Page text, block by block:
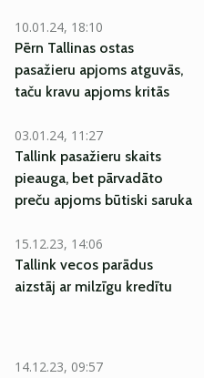
10.01.24, 18:10
Pērn Tallinas ostas
pasažieru apjoms atguvās,
taču kravu apjoms kritās
03.01.24, 11:27
Tallink pasažieru skaits
pieauga, bet pārvadāto
preču apjoms būtiski saruka
15.12.23, 14:06
Tallink vecos parādus
aizstāj ar milzīgu kredītu
14.12.23, 09:57